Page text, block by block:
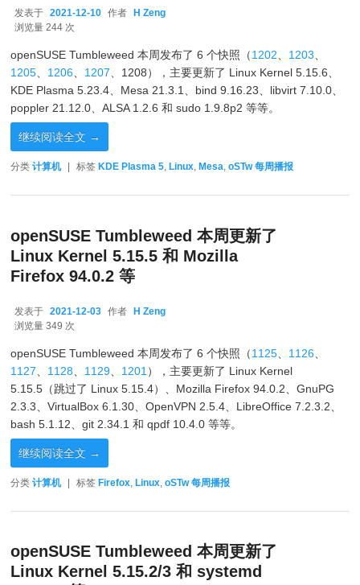
发表于 2021-12-10 作者 H Zeng
浏览量 244 次
openSUSE Tumbleweed 本周发布了 6 个快照（1202、 1203、
1205、 1206、 1207、1208），主要更新了 Linux Kernel 5.15.6、
KDE Plasma 5.23.4、Mesa 21.3.1、bind 9.16.23、libvirt 7.10.0、
poppler 21.12.0、ALSA 1.2.6 和 sudo 1.9.8p2 等等。
继续阅读全文 →
分类 计算机 标签 KDE Plasma 5, Linux, Mesa,oSTw 每周播报
openSUSE Tumbleweed 本周更新了
Linux Kernel 5.15.5 和 Mozilla
Firefox 94.0.2 等
发表于 2021-12-03 作者 H Zeng
浏览量 349 次
openSUSE Tumbleweed 本周发布了 6 个快照（1125 1126
1127
1128 1129 1201 ），主要更新了 Linux Kernel
5.15.5（跳过了 Linux 5.15.4）、Mozilla Firefox 94.0.2、GnuPG
2.3.3、VirtualBox 6.1.30、OpenVPN 2.5.4、LibreOffice 7.2.3.2、
bash 5.1.12、git 2.34.1 和 qpdf 10.4.0 等等。
继续阅读全文 →
分类 计算机 | 标签 Firefox,Linux,oSTw 每周播报
openSUSE Tumbleweed 本周更新了
Linux Kernel 5.15.2/3 和 systemd